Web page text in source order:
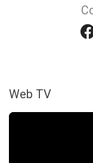
Web TV